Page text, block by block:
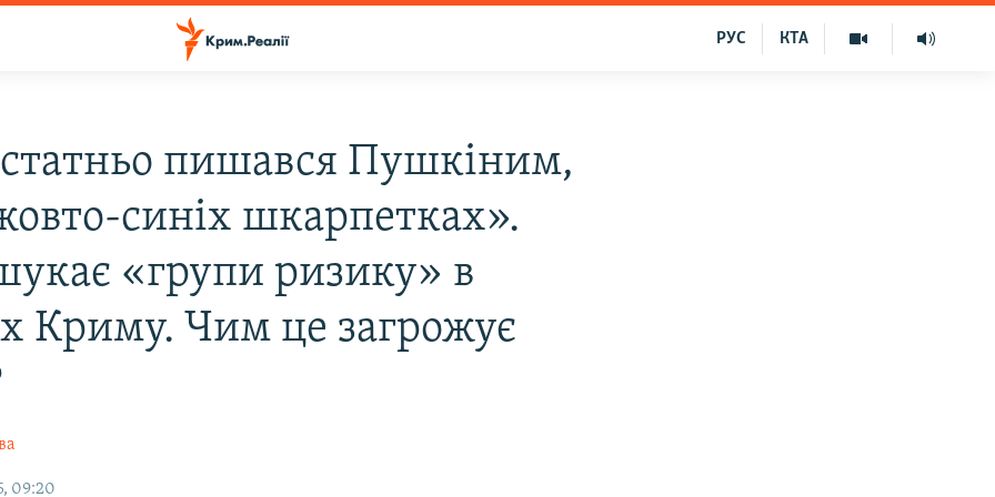
КТА
РУС
пишався Пушкіним,
синіх шкарпетках».
«групи ризику» в
Криму. Чим це загрожує
09:20